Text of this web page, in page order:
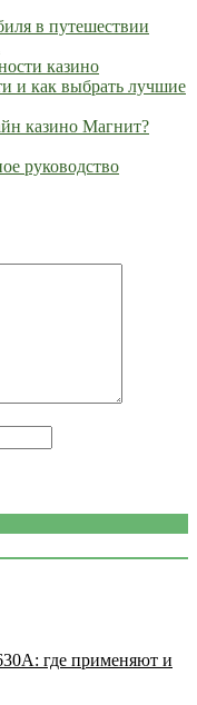
в путешествии
казино
и как выбрать лучшие
казино Магнит?
руководство
где применяют и